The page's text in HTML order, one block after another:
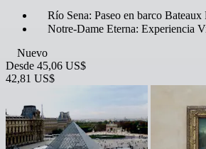
Río Sena: Paseo en barco Bateaux
Notre-Dame Eterna: Experiencia
Nuevo
Desde 45,06 US$
42,81 US$